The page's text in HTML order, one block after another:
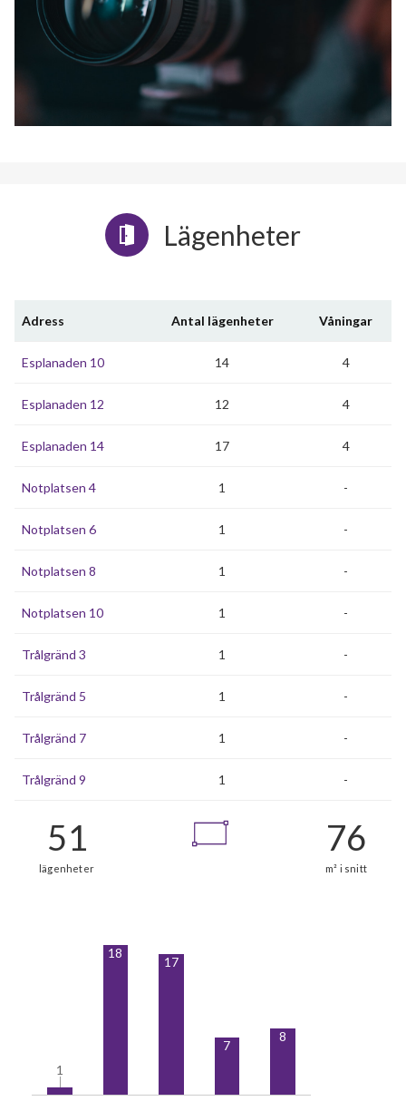
Lägenheter
Adress Antal lägenheter Våningar
Esplanaden 10 14 4
Esplanaden 12 12 4
Esplanaden 14 17 4
Notplatsen 4 1 -
Notplatsen 6 1 -
Notplatsen 8 1 -
Notplatsen 10 1 -
Trålgränd 3 1 -
Trålgränd 5 1 -
Trålgränd 7 1 -
Trålgränd 9 1 -
11
18
17
7
8